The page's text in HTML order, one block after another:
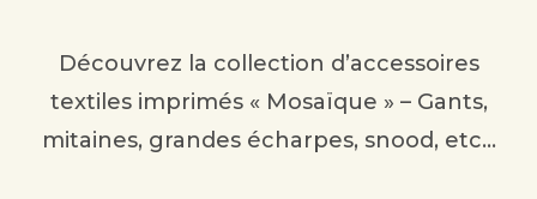
Découvrez la collection d’accessoires
textiles imprimés « Mosaïque » – Gants,
mitaines, grandes écharpes, snood, etc…